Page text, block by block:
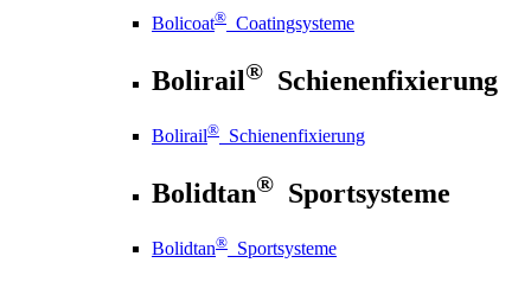
Bolicoat® Coatingsysteme
Bolirail® Schienenfixierung
Bolirail® Schienenfixierung
Bolidtan® Sportsysteme
Bolidtan® Sportsysteme